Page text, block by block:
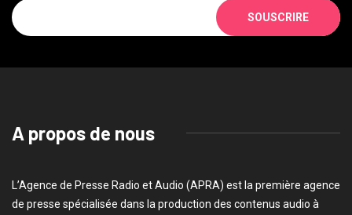
SOUSCRIRE
A propos de nous
L’Agence de Presse Radio et Audio (APRA) est la première agence
de presse spécialisée dans la production des contenus audio à